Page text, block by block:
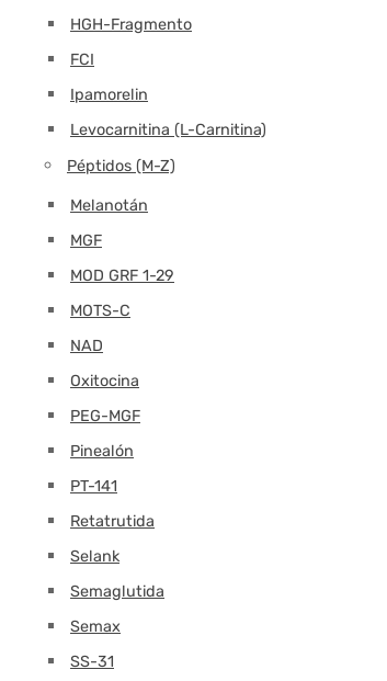
HGH-Fragmento
FCI
Ipamorelin
Levocarnitina (L-Carnitina)
Péptidos (M-Z)
Melanotán
MGF
MOD GRF 1-29
MOTS-C
NAD
Oxitocina
PEG-MGF
Pinealón
PT-141
Retatrutida
Selank
Semaglutida
Semax
SS-31